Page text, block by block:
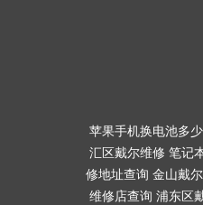
苹果手机换电池多
汇区戴尔维修 笔记
修地址查询 金山戴
维修店查询 浦东区